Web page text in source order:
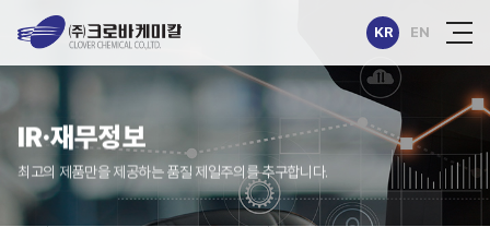
KR EN
IR·재무정보
최고의 제품만을 제공하는 품질 제일주의를 추구합니다.